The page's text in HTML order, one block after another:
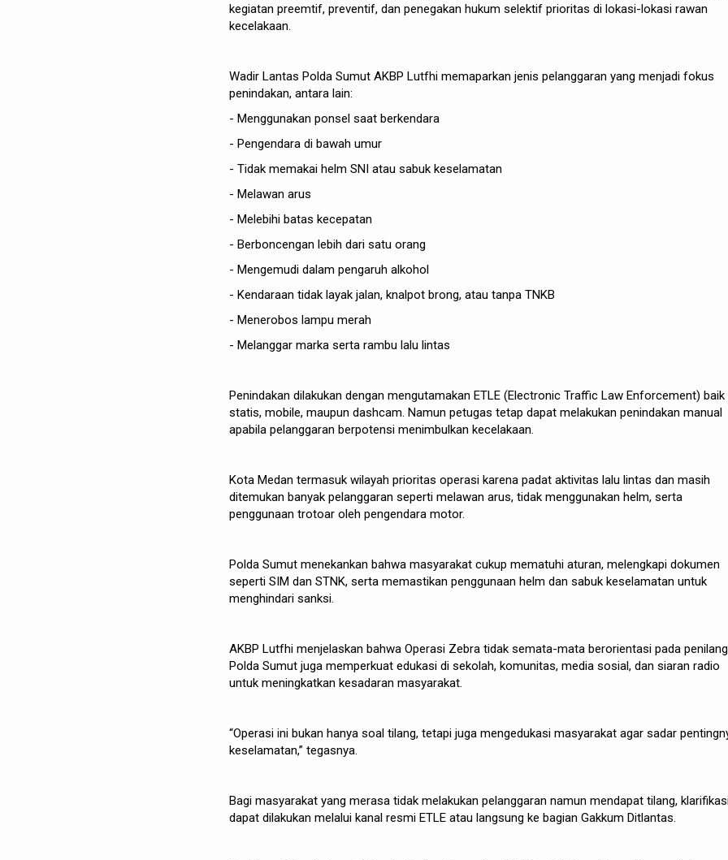
kegiatan preemtif, preventif, dan penegakan hukum selektif prioritas di lokasi-lokasi rawan
kecelakaan.
Wadir Lantas Polda Sumut AKBP Lutfhi memaparkan jenis pelanggaran yang menjadi fokus
penindakan, antara lain:
- Menggunakan ponsel saat berkendara
- Pengendara di bawah umur
- Tidak memakai helm SNI atau sabuk keselamatan
- Melawan arus
- Melebihi batas kecepatan
- Berboncengan lebih dari satu orang
- Mengemudi dalam pengaruh alkohol
- Kendaraan tidak layak jalan, knalpot brong, atau tanpa TNKB
- Menerobos lampu merah
- Melanggar marka serta rambu lalu lintas
Penindakan dilakukan dengan mengutamakan ETLE (Electronic Traffic Law Enforcement) baik
statis, mobile, maupun dashcam. Namun petugas tetap dapat melakukan penindakan manual
apabila pelanggaran berpotensi menimbulkan kecelakaan.
Kota Medan termasuk wilayah prioritas operasi karena padat aktivitas lalu lintas dan masih
ditemukan banyak pelanggaran seperti melawan arus, tidak menggunakan helm, serta
penggunaan trotoar oleh pengendara motor.
Polda Sumut menekankan bahwa masyarakat cukup mematuhi aturan, melengkapi dokumen
seperti SIM dan STNK, serta memastikan penggunaan helm dan sabuk keselamatan untuk
menghindari sanksi.
AKBP Lutfhi menjelaskan bahwa Operasi Zebra tidak semata-mata berorientasi pada
Polda Sumut juga memperkuat edukasi di sekolah, komunitas, media sosial, dan siaran radio
untuk meningkatkan kesadaran masyarakat.
“Operasi ini bukan hanya soal tilang, tetapi juga mengedukasi masyarakat agar sadar
keselamatan,” tegasnya.
Bagi masyarakat yang merasa tidak melakukan pelanggaran namun mendapat tilang,
dapat dilakukan melalui kanal resmi ETLE atau langsung ke bagian Gakkum Ditlantas.